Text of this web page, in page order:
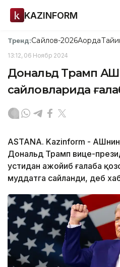
KAZINFORM
Тренд:Сайлов-2026Ақорда
13:12, 06 Ноябр 2024
Дональд Трамп
сайловларида
ASTANA. Kazinform -
Дональд Трамп вице-
устидан ажойиб ғалаба
муддатга сайланди, деб